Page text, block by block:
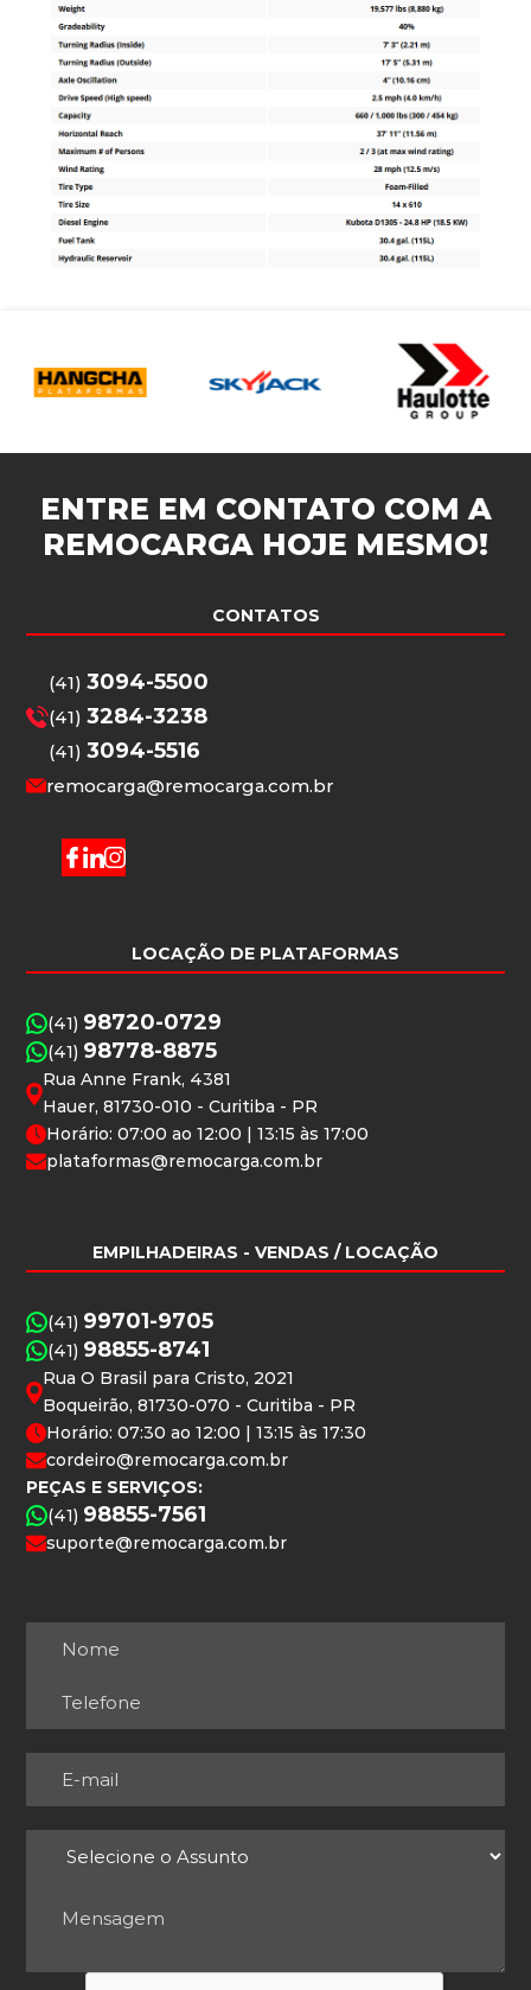
ENTRE EM CONTATO COM A
REMOCARGA HOJE MESMO!
CONTATOS
(41)3094-5500
(41)3284-3238
(41)3094-5516
remocarga@remocarga.com.br
LOCAÇÃO DE PLATAFORMAS
(41) 98720-0729
(41) 98778-8875
Rua Anne Frank, 4381
Hauer, 81730-010 - Curitiba - PR
Horário: 07:00 ao 12:00 | 13:15 às 17:00
plataformas@remocarga.com.br
EMPILHADEIRAS - VENDAS / LOCAÇÃO
(41) 99701-9705
(41) 98855-8741
Rua O Brasil para Cristo, 2021
Boqueirão, 81730-070 - Curitiba - PR
Horário: 07:30 ao 12:00 | 13:15 às 17:30
cordeiro@remocarga.com.br
PEÇAS E SERVIÇOS:
(41) 98855-7561
suporte@remocarga.com.br